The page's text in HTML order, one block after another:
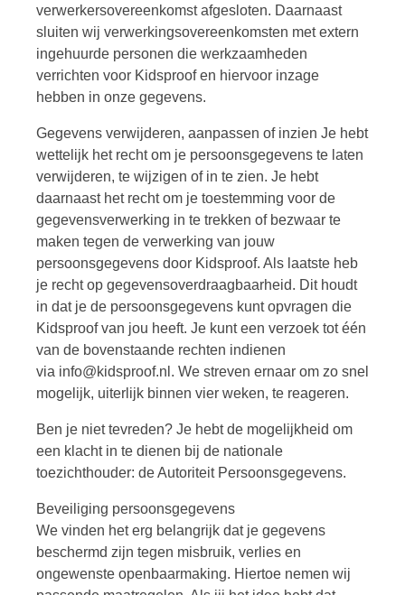
verwerkersovereenkomst afgesloten. Daarnaast
sluiten wij verwerkingsovereenkomsten met extern
ingehuurde personen die werkzaamheden
verrichten voor Kidsproof en hiervoor inzage
hebben in onze gegevens.
Gegevens verwijderen, aanpassen of inzien Je hebt
wettelijk het recht om je persoonsgegevens te laten
verwijderen, te wijzigen of in te zien. Je hebt
daarnaast het recht om je toestemming voor de
gegevensverwerking in te trekken of bezwaar te
maken tegen de verwerking van jouw
persoonsgegevens door Kidsproof. Als laatste heb
je recht op gegevensoverdraagbaarheid. Dit houdt
in dat je de persoonsgegevens kunt opvragen die
Kidsproof van jou heeft. Je kunt een verzoek tot één
van de bovenstaande rechten indienen
via info@kidsproof.nl. We streven ernaar om zo snel
mogelijk, uiterlijk binnen vier weken, te reageren.
Ben je niet tevreden? Je hebt de mogelijkheid om
een klacht in te dienen bij de nationale
toezichthouder: de Autoriteit Persoonsgegevens.
Beveiliging persoonsgegevens
We vinden het erg belangrijk dat je gegevens
beschermd zijn tegen misbruik, verlies en
ongewenste openbaarmaking. Hiertoe nemen wij